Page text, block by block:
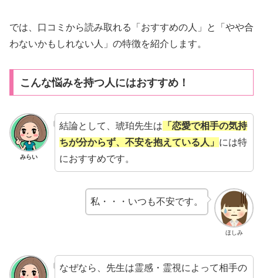
では、口コミから読み取れる「おすすめの人」と「やや合
わないかもしれない人」の特徴を紹介します。
こんな悩みを持つ人にはおすすめ！
みらい
結論として、琥珀先生は 「恋愛で相手の気持
ちが分からず、不安を抱えている人」 には特
におすすめです。
ほしみ
私・・・いつも不安です。
なぜなら、先生は霊感・霊視によって相手の